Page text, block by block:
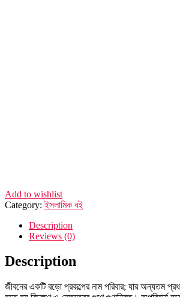
Add to wishlist
Category:ইসলামিক বই
Description
Reviews (0)
Description
জীবনের একটি বড়ো প্রকল্পের নাম পরিবার; যার অন্যতম